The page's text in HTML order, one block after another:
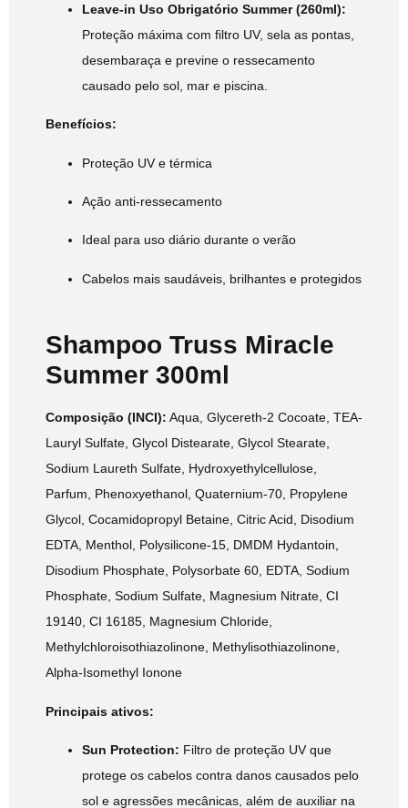
Leave-in Uso Obrigatório Summer (260ml):
Proteção máxima com filtro UV, sela as pontas,
desembaraça e previne o ressecamento
causado pelo sol, mar e piscina.
Benefícios:
Proteção UV e térmica
Ação anti-ressecamento
Ideal para uso diário durante o verão
Cabelos mais saudáveis, brilhantes e protegidos
Shampoo Truss Miracle
Summer 300ml
Composição (INCI): Aqua, Glycereth-2 Cocoate, TEA-
Lauryl Sulfate, Glycol Distearate, Glycol Stearate,
Sodium Laureth Sulfate, Hydroxyethylcellulose,
Parfum, Phenoxyethanol, Quaternium-70, Propylene
Glycol, Cocamidopropyl Betaine, Citric Acid, Disodium
EDTA, Menthol, Polysilicone-15, DMDM Hydantoin,
Disodium Phosphate, Polysorbate 60, EDTA, Sodium
Phosphate, Sodium Sulfate, Magnesium Nitrate, CI
19140, CI 16185, Magnesium Chloride,
Methylchloroisothiazolinone, Methylisothiazolinone,
Alpha-Isomethyl Ionone
Principais ativos:
Sun Protection: Filtro de proteção UV que
protege os cabelos contra danos causados pelo
sol e agressões mecânicas, além de auxiliar na